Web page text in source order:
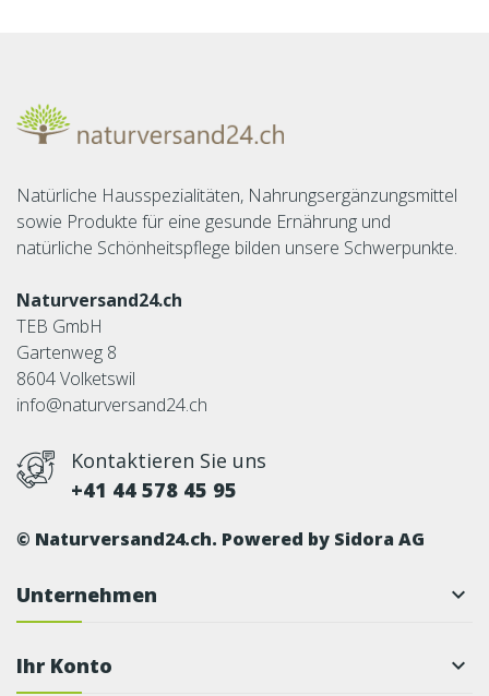
Natürliche Hausspezialitäten, Nahrungsergänzungsmittel
sowie Produkte für eine gesunde Ernährung und
natürliche Schönheitspflege bilden unsere Schwerpunkte.
Naturversand24.ch
TEB GmbH
Gartenweg 8
8604 Volketswil
info@naturversand24.ch
Kontaktieren Sie uns
+41 44 578 45 95
© Naturversand24.ch. Powered by Sidora AG
Unternehmen 
Ihr Konto 